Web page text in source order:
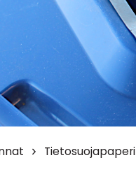
Tietosuojapaperi